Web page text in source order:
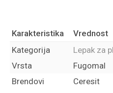
Karakteristika
Vrednost
Kategorija
Lepak za
Vrsta
Fugomal
Brendovi
Ceresit